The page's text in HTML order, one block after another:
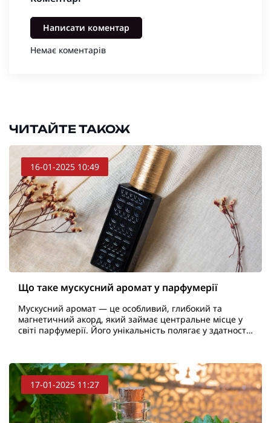
Написати коментар
Немає коментарів
ЧИТАЙТЕ ТАКОЖ
16-01-2025 10:49
Що таке мускусний аромат у парфумерії
Мускусний аромат — це особливий, глибокий та
магнетичний акорд, який займає центральне місце у
світі парфумерії. Його унікальність полягає у здатності
17-01-2025 11:27